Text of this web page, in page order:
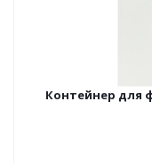
Контейнер для